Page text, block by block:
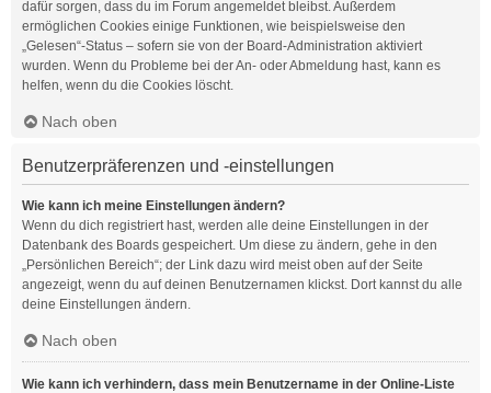
dafür sorgen, dass du im Forum angemeldet bleibst. Außerdem
ermöglichen Cookies einige Funktionen, wie beispielsweise den
„Gelesen“-Status – sofern sie von der Board-Administration aktiviert
wurden. Wenn du Probleme bei der An- oder Abmeldung hast, kann es
helfen, wenn du die Cookies löscht.
Nach oben
Benutzerpräferenzen und -einstellungen
Wie kann ich meine Einstellungen ändern?
Wenn du dich registriert hast, werden alle deine Einstellungen in der
Datenbank des Boards gespeichert. Um diese zu ändern, gehe in den
„Persönlichen Bereich“; der Link dazu wird meist oben auf der Seite
angezeigt, wenn du auf deinen Benutzernamen klickst. Dort kannst du alle
deine Einstellungen ändern.
Nach oben
Wie kann ich verhindern, dass mein Benutzername in der Online-Liste